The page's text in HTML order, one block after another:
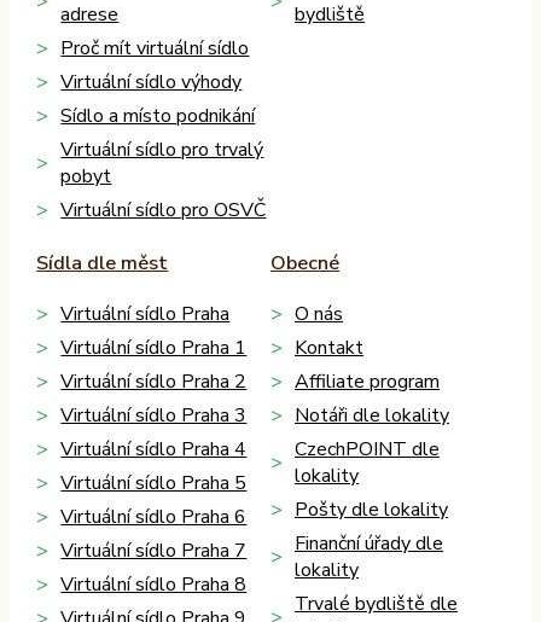
adrese
Proč mít virtuální sídlo
Virtuální sídlo výhody
Sídlo a místo podnikání
Virtuální sídlo pro trvalý
pobyt
Virtuální sídlo pro OSVČ
bydliště
Sídla dle měst
Virtuální sídlo Praha
Virtuální sídlo Praha 1
Virtuální sídlo Praha 2
Virtuální sídlo Praha 3
Virtuální sídlo Praha 4
Virtuální sídlo Praha 5
Virtuální sídlo Praha 6
Virtuální sídlo Praha 7
Virtuální sídlo Praha 8
Obecné
O nás
Kontakt
Affiliate program
Notáři dle lokality
CzechPOINT dle
lokality
Pošty dle lokality
Finanční úřady dle
lokality
Trvalé bydliště dle